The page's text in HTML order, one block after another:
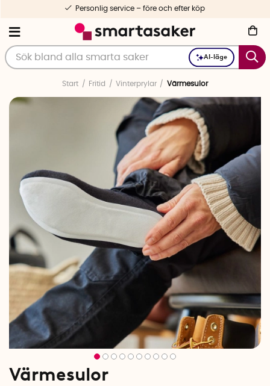
AI-läge
Personlig service – före och efter köp
Start Fritid Vinterprylar Värmesulor
Värmesulor